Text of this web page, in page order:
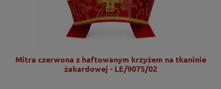
Mitra czerwona z haftowanym krzyżem na tkaninie
żakardowej - LE/9075/02